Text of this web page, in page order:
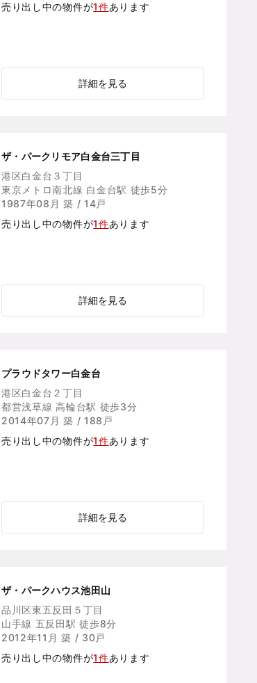
売り出し中の物件が1件あります
詳細を見る
ザ・パークリモア白金台三丁目
港区白金台３丁目
東京メトロ南北線 白金台駅 徒歩5分
1987年08月 築 / 14戸
売り出し中の物件が1件あります
詳細を見る
プラウドタワー白金台
港区白金台２丁目
都営浅草線 高輪台駅 徒歩3分
2014年07月 築 / 188戸
売り出し中の物件が1件あります
詳細を見る
ザ・パークハウス池田山
品川区東五反田５丁目
山手線 五反田駅 徒歩8分
2012年11月 築 / 30戸
売り出し中の物件が1件あります